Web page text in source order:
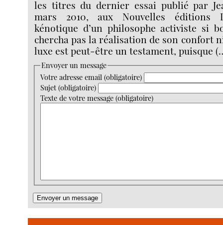
les titres du dernier essai publié par
mars 2010, aux Nouvelles éditions
kénotique d’un philosophe activiste si
chercha pas la réalisation de son confort
luxe est peut-être un testament, puisque
Envoyer un message
Votre adresse email (obligatoire)
Sujet (obligatoire)
Texte de votre message (obligatoire)